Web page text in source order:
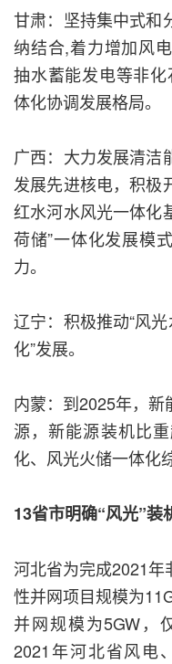
甘肃：坚持集中式和
纳结合,着力增加风
抽水蓄能发电等非
体化协调发展格局。
广西：大力发展清洁
发展先进核电，积极
红水河水风光一体化
荷储”一体化发展模
力。
辽宁：积极推动“风
化”发展。
内蒙：到2025年，
源，新能源装机比
化、风光火储一体化
13省市明确“风光”装
河北省为完成2021
性并网项目规模为
并网规模为5GW，
2021年河北省风电